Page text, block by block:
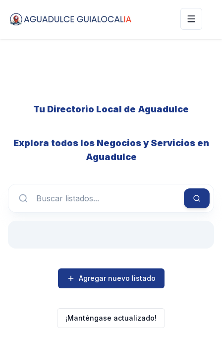
Alternar
Tu Directorio Local de Aguadulce
Explora todos los Negocios y Servicios en
Aguadulce
Agregar nuevo listado
¡Manténgase actualizado!